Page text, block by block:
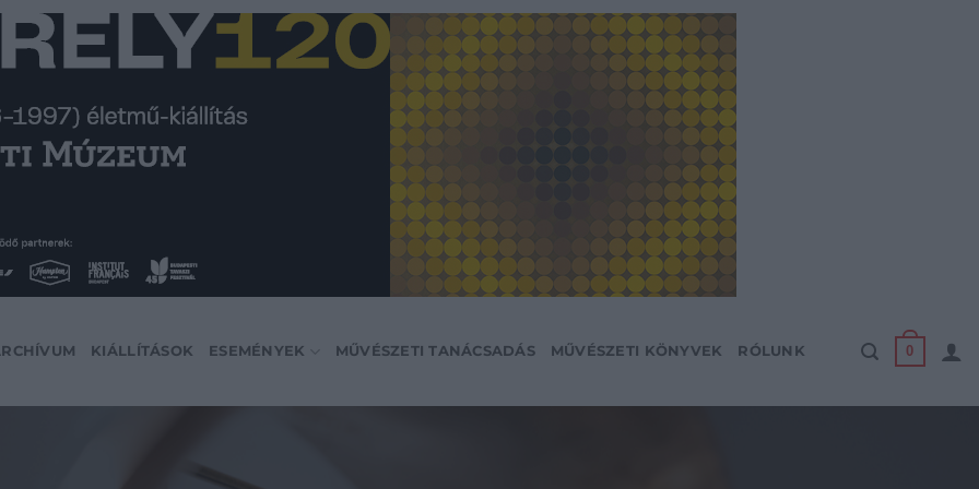
KIÁLLÍTÁSOK ESEMÉNYEK MŰVÉSZETI TANÁCSADÁS MŰVÉSZETI KÖNYVEK RÓLUNK 0